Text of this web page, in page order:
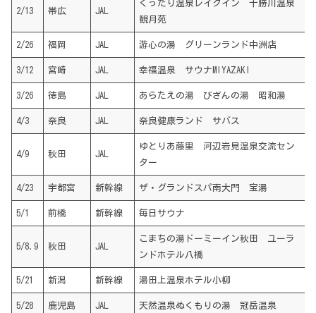
2/13 帯広 JAL
くったり温泉レイクイン 十勝川温泉
観月苑
2/26 福岡 JAL 游心の湯 グリーンランド中洲店
3/12 宮崎 JAL 幸福温泉 サウナMIYAZAKI
3/26 徳島 JAL あらたえの湯 びざんの湯 昭和湯
4/3 奈良 JAL 奈良健康ランド サバス
4/9 秋田 JAL
ゆとりあ藤里 河辺岩見温泉交流セン
ター
4/23 宇都宮 新幹線 ザ・グランドスパ南大門 宝湯
5/1 前橋 新幹線 毎日サウナ
5/8.9 秋田 JAL
こまちの湯ドーミーイン秋田 ユーラ
ンドホテル八橋
5/21 新潟 新幹線 湯田上温泉ホテル小柳
5/28 鹿児島 JAL 天然温泉ぬくもりの湯 冠岳温泉